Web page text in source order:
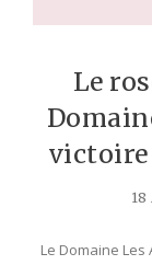
Le
victoire
18
Le Domaine